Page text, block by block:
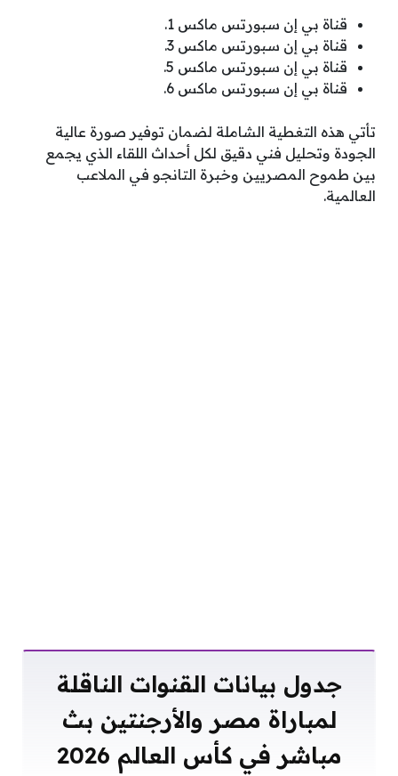
قناة بي إن سبورتس ماكس 1.
قناة بي إن سبورتس ماكس 3.
قناة بي إن سبورتس ماكس 5.
قناة بي إن سبورتس ماكس 6.
تأتي هذه التغطية الشاملة لضمان توفير صورة عالية
الجودة وتحليل فني دقيق لكل أحداث اللقاء الذي يجمع
بين طموح المصريين وخبرة التانجو في الملاعب
العالمية.
جدول بيانات القنوات الناقلة
لمباراة مصر والأرجنتين بث
مباشر في كأس العالم 2026